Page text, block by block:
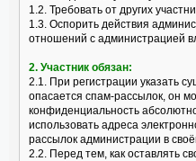
1.2. Требовать от других
1.3. Оспорить действия
отношений с администрацией
2. Участник обязан:
2.1. При регистрации указать
опасается спам-рассылок, он
конфиденциальность
использовать адреса
рассылок администрации в
2.2. Перед тем, как оставлять